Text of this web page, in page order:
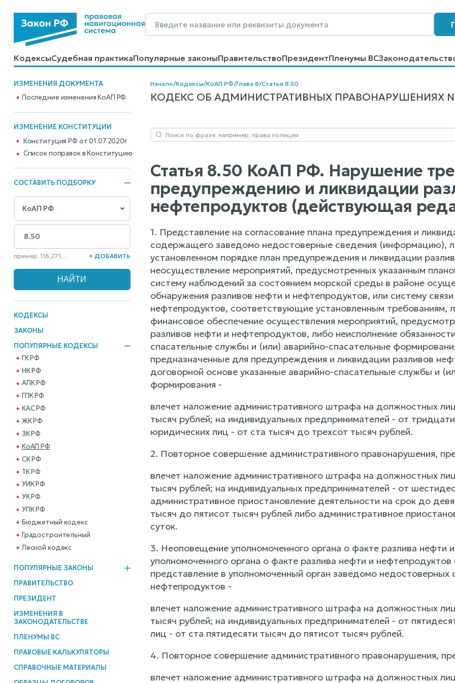
КодексыСудебная практикаПопулярные законыПравительствоПрезидентПленумы ВС
КалькуляторыСправочные материалыОбразцы договоровКонтактыПомощьПоиск
ИЗМЕНЕНИЯ ДОКУМЕНТА
Последние изменения КоАП РФ
ИЗМЕНЕНИЕ КОНСТИТУЦИИ
Конституция РФ от 01.07.2020г
Cписок поправок в Конституцию
СОСТАВИТЬ ПОДБОРКУ
пример: 116,271,... + ДОБАВИТЬ
КОДЕКСЫ
ЗАКОНЫ
ПОПУЛЯРНЫЕ КОДЕКСЫ
ГК РФ
НК РФ
АПК РФ
ГПК РФ
КАС РФ
ЖК РФ
ЗК РФ
КоАП РФ
СК РФ
ТК РФ
УИК РФ
УК РФ
УПК РФ
Бюджетный кодекс
Градостроительный
Лесной кодекс
ПОПУЛЯРНЫЕ ЗАКОНЫ
ПРАВИТЕЛЬСТВО
ПРЕЗИДЕНТ
ИЗМЕНЕНИЯ В
ЗАКОНОДАТЕЛЬСТВЕ
ПЛЕНУМЫ ВС
ПРАВОВЫЕ КАЛЬКУЛЯТОРЫ
СПРАВОЧНЫЕ МАТЕРИАЛЫ
Начало/Кодексы/КоАП РФ/Глава 8/Статья 8.50
КОДЕКС ОБ АДМИНИСТРАТИВНЫХ ПРАВОНАРУШЕНИЯХ N
Статья 8.50 КоАП РФ. Нарушение
предупреждению и ликвидации
нефтепродуктов (действующая
1. Представление на согласование плана предупреждения и
содержащего заведомо недостоверные сведения (информацию),
установленном порядке план предупреждения и ликвидации
неосуществление мероприятий, предусмотренных указанным
систему наблюдений за состоянием морской среды в районе
обнаружения разливов нефти и нефтепродуктов, или систему
нефтепродуктов, соответствующие установленным требованиям,
финансовое обеспечение осуществления мероприятий,
разливов нефти и нефтепродуктов, либо неисполнение
спасательные службы и (или) аварийно-спасательные
предназначенные для предупреждения и ликвидации разливов
договорной основе указанные аварийно-спасательные службы и
формирования -
влечет наложение административного штрафа на должностных
тысяч рублей; на индивидуальных предпринимателей - от
юридических лиц - от ста тысяч до трехсот тысяч рублей.
2. Повторное совершение административного правонарушения,
влечет наложение административного штрафа на должностных
тысяч рублей; на индивидуальных предпринимателей - от
административное приостановление деятельности на срок до
тысяч до пятисот тысяч рублей либо административное
суток.
3. Неоповещение уполномоченного органа о факте разлива нефти
уполномоченного органа о факте разлива нефти и
представление в уполномоченный орган заведомо недостоверных
нефтепродуктов -
влечет наложение административного штрафа на должностных
тысяч рублей; на индивидуальных предпринимателей - от
лиц - от ста пятидесяти тысяч до пятисот тысяч рублей.
4. Повторное совершение административного правонарушения,
влечет наложение административного штрафа на должностных